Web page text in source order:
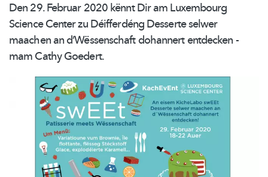
Den 29. Februar 2020 kënnt Dir am Luxembourg
Science Center zu Déifferdéng Desserte selwer
maachen an d’Wëssenschaftdohannert entdecken -
mam Cathy Goedert.